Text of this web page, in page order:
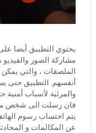
يحتوي التطبيق أيضا
مشاركة الصور
الملصقات ، والتي
أنفسهم. التطبيق حتى
والمرئية لأسباب
فان رسلت الى شخص ما
يتم احتساب رسوم
عن المكالمات و